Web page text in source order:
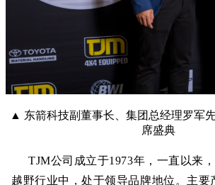
▲ 东箭科技副董事长、集团总经理罗军
席盛典
TJM公司成立于1973年，一直以来
越野行业中，处于领导品牌地位。主要